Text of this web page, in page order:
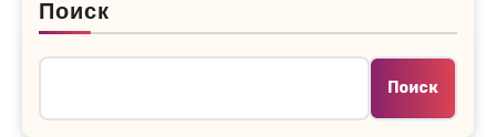
Поиск
Поиск